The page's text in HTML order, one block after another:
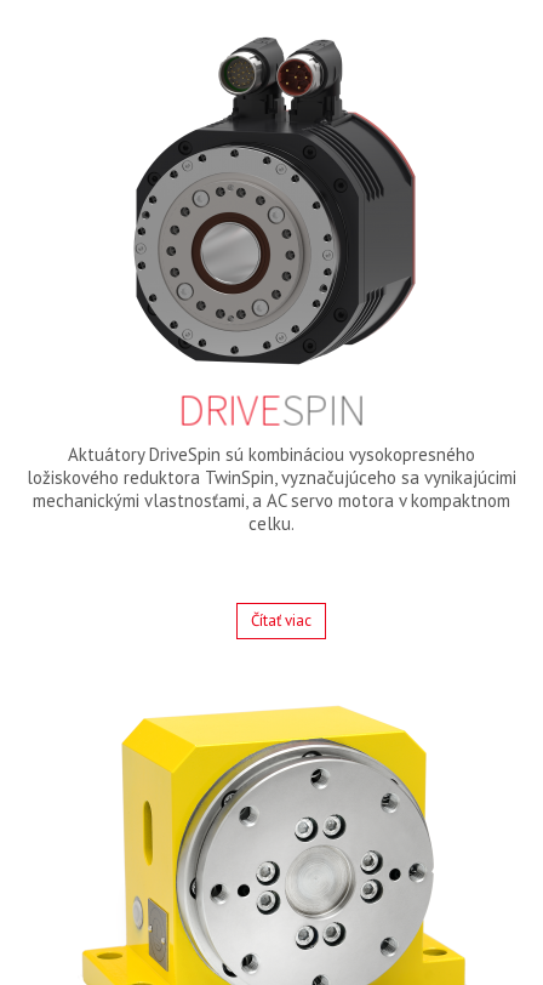
DRIVESPIN
Aktuátory DriveSpin sú kombináciou vysokopresného
ložiskového reduktora TwinSpin, vyznačujúceho sa vynikajúcimi
mechanickými vlastnosťami, a AC servo motora v kompaktnom
celku.
Čítať viac